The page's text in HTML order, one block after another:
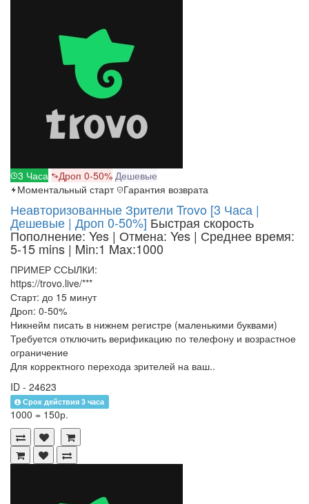
3 Часа Дроп 0-50% Дешевые
Моментальный старт
Гарантия возврата
Неавторизованные Зрители Trovo [3 Часа |
Дешевые | Дроп 0-50%] Быстрая скорость
Пополнение: Yes | Отмена: Yes | Среднее время:
5-15 mins | Min:1 Max:1000
ПРИМЕР ССЫЛКИ:
https://trovo.live/***
Старт: до 15 минут
Дроп: 0-50%
Никнейм писать в нижнем регистре (маленькими буквами)
Требуется отключить верификацию по телефону и возрастное
ограничение
Для корректного перехода зрителей на ваш..
ID - 24623
Срок действия 3 часа
1000 = 150р.